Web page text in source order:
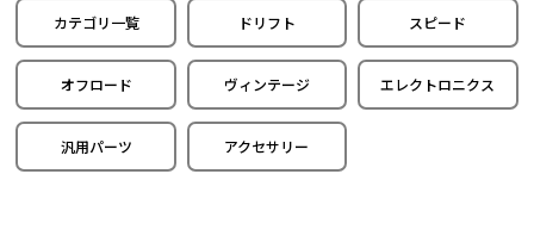
カテゴリ一覧 ドリフト スピード
オフロード ヴィンテージ エレクトロニクス
汎用パーツ アクセサリー